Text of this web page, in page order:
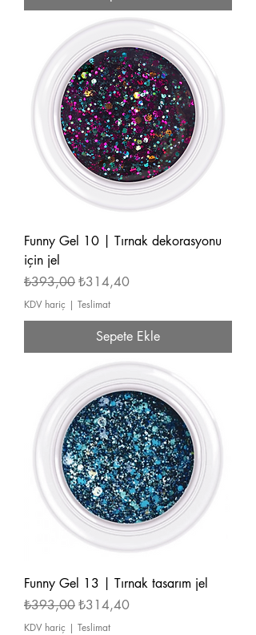
Funny Gel 10 | Tırnak dekorasyonu
için jel
Normal Fiyat
₺393,00İndirimli Fiyat
₺314,40
KDV hariç | Teslimat
Sepete Ekle
Funny Gel 13 | Tırnak tasarım jel
Normal Fiyat
₺393,00İndirimli Fiyat
₺314,40
KDV hariç | Teslimat